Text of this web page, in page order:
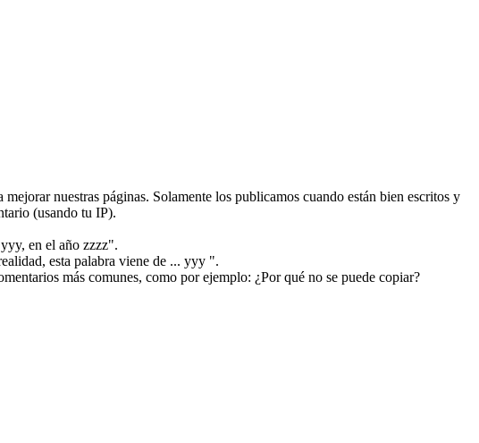
nuestras páginas. Solamente los publicamos cuando están bien escritos y
(usando tu IP).
en el año zzzz".
esta palabra viene de ... yyy ".
más comunes, como por ejemplo: ¿Por qué no se puede copiar?